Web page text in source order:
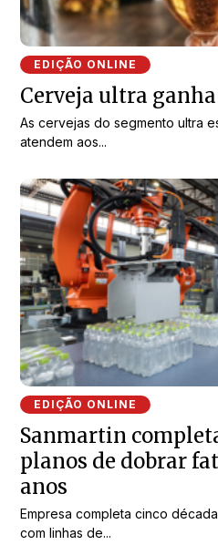
EDIÇÃO ONLINE
Cerveja ultra ganha
As cervejas do segmento ultra
atendem aos...
EDIÇÃO ONLINE
Sanmartin
planos de dobrar
anos
Empresa completa cinco
com linhas de...